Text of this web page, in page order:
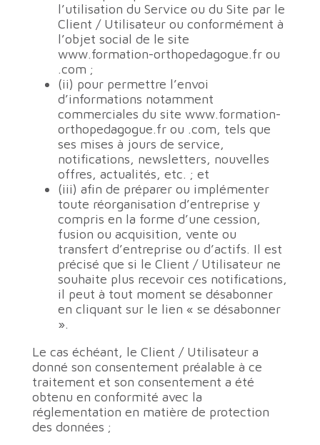
l’utilisation du Service ou du Site par le
Client / Utilisateur ou conformément à
l’objet social de le site
www.formation-orthopedagogue.fr ou
.com ;
(ii) pour permettre l’envoi
d’informations notamment
commerciales du site www.formation-
orthopedagogue.fr ou .com, tels que
ses mises à jours de service,
notifications, newsletters, nouvelles
offres, actualités, etc. ; et
(iii) afin de préparer ou implémenter
toute réorganisation d’entreprise y
compris en la forme d’une cession,
fusion ou acquisition, vente ou
transfert d’entreprise ou d’actifs. Il est
précisé que si le Client / Utilisateur ne
souhaite plus recevoir ces notifications,
il peut à tout moment se désabonner
en cliquant sur le lien « se désabonner
».
Le cas échéant, le Client / Utilisateur a
donné son consentement préalable à ce
traitement et son consentement a été
obtenu en conformité avec la
réglementation en matière de protection
des données ;